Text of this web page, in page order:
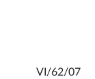
VI/62/07